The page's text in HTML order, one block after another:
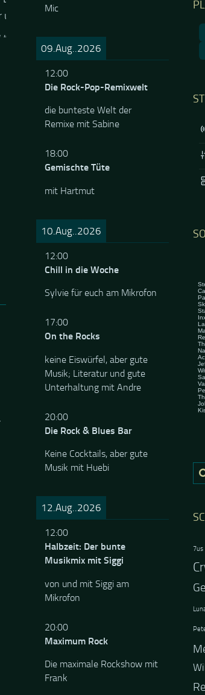
Ein Konzertbericht von Andre : Eines
auch letztes Hip Hop / RAP Konzert
Vorweihnachtszeit eine graue Ruhrpottstadt
7us
Mic
09.Aug..2026
12:00
Die Rock-Pop-Remixwelt
die bunteste Welt der
Remixe mit Sabine
18:00
Gemischte Tüte
mit Hartmut
10.Aug..2026
12:00
Chill in die Woche
Sylvie für euch am Mikrofon
17:00
On the Rocks
keine Eiswürfel, aber gute
Musik; Literatur und gute
Unterhaltung mit Andre
20:00
Die Rock & Blues Bar
Keine Cocktails, aber gute
Musik mit Huebi
12.Aug..2026
12:00
Halbzeit: Der bunte
Musikmix mit Siggi
von und mit Siggi am
Mikrofon
20:00
Maximum Rock
Die maximale Rockshow mit
Frank